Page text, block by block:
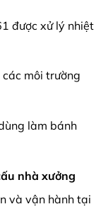
được xử lý nhiệt
môi trường
làm bánh
nhà xưởng
và vận hành tại